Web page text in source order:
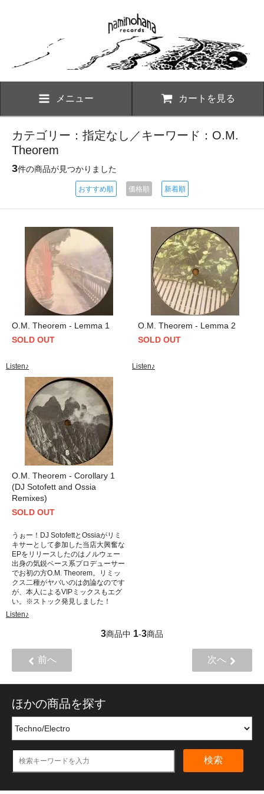
メニュー カートを見る
カテゴリー：指定なし／キーワード：O.M.
Theorem
3件の商品が見つかりました
おすすめ順 価格順 新着順
O.M. Theorem - Lemma 1
SOLD OUT
Listen♪
O.M. Theorem - Lemma 2
SOLD OUT
Listen♪
O.M. Theorem - Corollary 1
(DJ Sotofett and Ossia
Remixes)
SOLD OUT
うぉー！DJ SotofettとOssiaがリミ
キサーとして参加した当店大興奮な
EPをリリースしたのはノルウェー
出身の気鋭ベース系プロデューサー
でお初の方O.M. Theorem。リミッ
クス二種がヤバいのは勿論なのです
が、本人によるVIPミックスもエグ
い。※ストック発見しました！
Listen♪
3商品中 1-3商品
前へ 次へ
ほかの商品を探す
検索